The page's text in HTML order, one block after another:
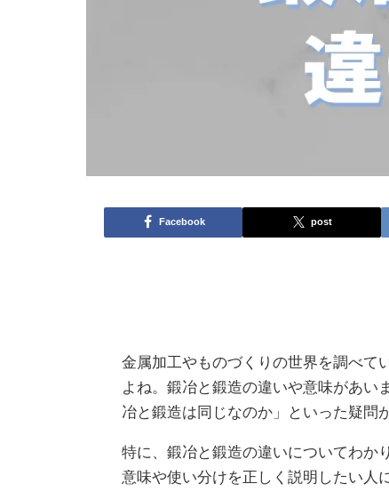
Facebook post
金属加工やものづくりの世界を調べて
よね。鍛冶と鍛造の違いや意味があい
冶と鍛造は同じなのか」といった疑問
特に、鍛冶と鍛造の違いについてわか
意味や使い分けを正しく説明したい人